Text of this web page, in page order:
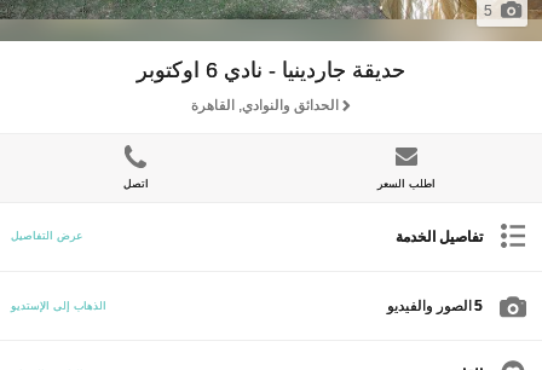
5
حديقة جاردينيا - نادي 6 اوكتوبر
الحدائق والنوادي, القاهرة
اطلب السعر اتصل
تفاصيل الخدمة عرض التفاصيل
5 الصور والفيديو الذهاب إلى الإستديو